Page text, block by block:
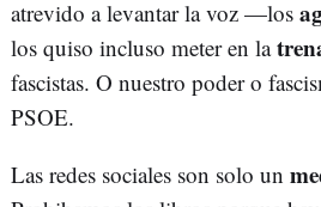
atrevido a levantar la voz —los
los quiso incluso meter en la
fascistas. O nuestro poder o
PSOE.
Las redes sociales son solo un